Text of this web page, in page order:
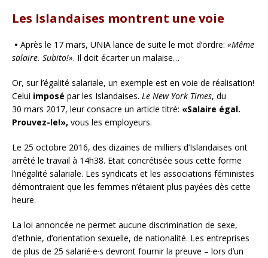
Les Islandaises montrent une voie
• Après le 17 mars, UNIA lance de suite le mot d’ordre: «Même
salaire. Subito!». Il doit écarter un malaise…
Or, sur l’égalité salariale, un exemple est en voie de réalisation!
Celui imposé par les Islandaises. Le New York Times, du
30 mars 2017, leur consacre un article titré: «Salaire égal.
Prouvez-le!», vous les employeurs.
Le 25 octobre 2016, des dizaines de milliers d’Islandaises ont
arrêté le travail à 14h38. Etait concrétisée sous cette forme
l’inégalité salariale. Les syndicats et les associations féministes
démontraient que les femmes n’étaient plus payées dès cette
heure.
La loi annoncée ne permet aucune discrimination de sexe,
d’ethnie, d’orientation sexuelle, de nationalité. Les entreprises
de plus de 25 salarié·e·s devront fournir la preuve – lors d’un